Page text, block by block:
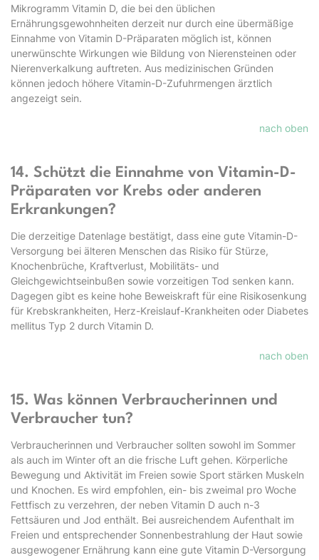
Mikrogramm Vitamin D, die bei den üblichen
Ernährungsgewohnheiten derzeit nur durch eine übermäßige
Einnahme von Vitamin D-Präparaten möglich ist, können
unerwünschte Wirkungen wie Bildung von Nierensteinen oder
Nierenverkalkung auftreten. Aus medizinischen Gründen
können jedoch höhere Vitamin-D-Zufuhrmengen ärztlich
angezeigt sein.
nach oben
14. Schützt die Einnahme von Vitamin-D-
Präparaten vor Krebs oder anderen
Erkrankungen?
Die derzeitige Datenlage bestätigt, dass eine gute Vitamin-D-
Versorgung bei älteren Menschen das Risiko für Stürze,
Knochenbrüche, Kraftverlust, Mobilitäts- und
Gleichgewichtseinbußen sowie vorzeitigen Tod senken kann.
Dagegen gibt es keine hohe Beweiskraft für eine Risikosenkung
für Krebskrankheiten, Herz-Kreislauf-Krankheiten oder Diabetes
mellitus Typ 2 durch Vitamin D.
nach oben
15. Was können Verbraucherinnen und
Verbraucher tun?
Verbraucherinnen und Verbraucher sollten sowohl im Sommer
als auch im Winter oft an die frische Luft gehen. Körperliche
Bewegung und Aktivität im Freien sowie Sport stärken Muskeln
und Knochen. Es wird empfohlen, ein- bis zweimal pro Woche
Fettfisch zu verzehren, der neben Vitamin D auch n-3
Fettsäuren und Jod enthält. Bei ausreichendem Aufenthalt im
Freien und entsprechender Sonnenbestrahlung der Haut sowie
ausgewogener Ernährung kann eine gute Vitamin D-Versorgung